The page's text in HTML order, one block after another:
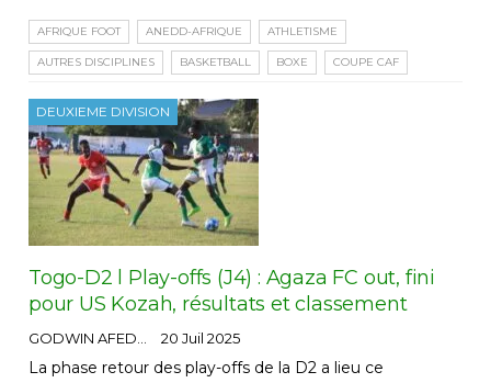
AFRIQUE FOOT ANEDD-AFRIQUE ATHLETISME
AUTRES DISCIPLINES BASKETBALL BOXE COUPE CAF
DEUXIEME DIVISION
Togo-D2 l Play-offs (J4) : Agaza FC out, fini
pour US Kozah, résultats et classement
20 Juil 2025
La phase retour des play-offs de la D2 a lieu ce